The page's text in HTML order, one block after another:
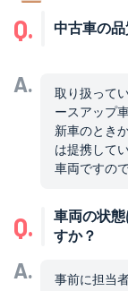
Q. 中古車の
A.
取り扱って
ースアップ
新車のとき
は提携して
車両ですの
Q.
車両の状
すか？
A. 事前に担当